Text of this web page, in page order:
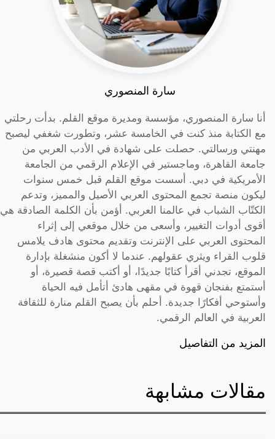
سارة المنصوري
أنا سارة المنصوري، مؤسسة ومديرة موقع القلم. بدأت رحلتي
مع الكتابة منذ كنت في الخامسة عشر، وتطورت شغفي ليصبح
مهنتي ورسالتي. حصلت على شهادة في الأدب العربي من
جامعة القاهرة، وماجستير في الإعلام الرقمي من الجامعة
الأمريكية في دبي. أسست موقع القلم قبل خمس سنوات
ليكون منصة تجمع المحتوى العربي الأصيل والمميز، وتدعم
الكتّاب الشباب في عالمنا العربي. أؤمن بأن الكلمة الصادقة هي
أقوى أدوات التغيير، وأسعى من خلال موقعي إلى إثراء
المحتوى العربي على الإنترنت وتقديم محتوى هادف يلامس
قلوب القراء ويثري عقولهم. عندما لا أكون منشغلة بإدارة
الموقع، تجدني أقرأ كتابًا جديدًا، أو أكتب قصة قصيرة، أو
أستمتع بفنجان قهوة في مقهى هادئ أتأمل فيه الحياة
وأستوحي أفكارًا جديدة. أحلم بأن يصبح القلم منارة للثقافة
العربية في العالم الرقمي.
المزيد من التفاصيل
مقالات مشابهة